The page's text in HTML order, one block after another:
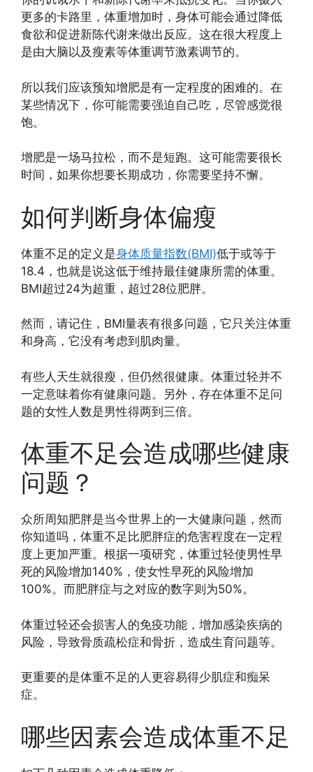
更多的卡路里，体重增加时，身体可能会通过降低
食欲和促进新陈代谢来做出反应。这在很大程度上
是由大脑以及瘦素等体重调节激素调节的。
所以我们应该预知增肥是有一定程度的困难的。在
某些情况下，你可能需要强迫自己吃，尽管感觉很
饱。
增肥是一场马拉松，而不是短跑。这可能需要很长
时间，如果你想要长期成功，你需要坚持不懈。
如何判断身体偏瘦
体重不足的定义是身体质量指数(BMI)低于或等于
18.4，也就是说这低于维持最佳健康所需的体重。
BMI超过24为超重，超过28位肥胖。
然而，请记住，BMI量表有很多问题，它只关注体重
和身高，它没有考虑到肌肉量。
有些人天生就很瘦，但仍然很健康。体重过轻并不
一定意味着你有健康问题。另外，存在体重不足问
题的女性人数是男性得两到三倍。
体重不足会造成哪些健康
问题？
众所周知肥胖是当今世界上的一大健康问题，然而
你知道吗，体重不足比肥胖症的危害程度在一定程
度上更加严重。根据一项研究，体重过轻使男性早
死的风险增加140%，使女性早死的风险增加
100%。而肥胖症与之对应的数字则为50%。
体重过轻还会损害人的免疫功能，增加感染疾病的
风险，导致骨质疏松症和骨折，造成生育问题等。
更重要的是体重不足的人更容易得少肌症和痴呆
症。
哪些因素会造成体重不足